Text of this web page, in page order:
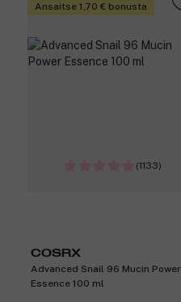
Ansaitse 1,70 € bonusta
(1133)
COSRX
Advanced Snail 96 Mucin Power
Essence 100 ml